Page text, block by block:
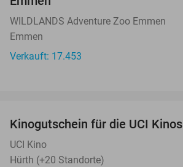
WILDLANDS Adventure Zoo Emmen
Emmen
Verkauft: 17.453
Kinogutschein für die UCI Kinos
UCI Kino
Hürth (+20 Standorte)